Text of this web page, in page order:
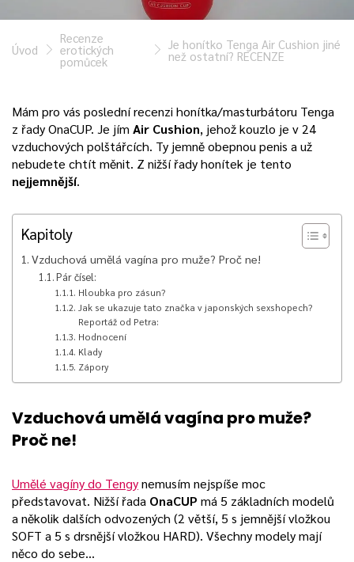
Úvod
Recenze
erotických
pomůcek
Je honítko Tenga Air Cushion jiné
než ostatní? RECENZE
Mám pro vás poslední recenzi honítka/masturbátoru Tenga
z řady OnaCUP. Je jím Air Cushion, jehož kouzlo je v 24
vzduchových polštářcích. Ty jemně obepnou penis a už
nebudete chtít měnit. Z nižší řady honítek je tento
nejjemnější.
Kapitoly
Vzduchová umělá vagína pro muže? Proč ne!
Pár čísel:
Hloubka pro zásun?
Jak se ukazuje tato značka v japonských sexshopech?
Reportáž od Petra:
Hodnocení
Klady
Zápory
Vzduchová umělá vagína pro muže?
Proč ne!
Umělé vagíny do Tengynemusím nejspíše moc
představovat. Nižší řada OnaCUP má 5 základních modelů
a několik dalších odvozených (2 větší, 5 s jemnější vložkou
SOFT a 5 s drsnější vložkou HARD). Všechny modely mají
něco do sebe…